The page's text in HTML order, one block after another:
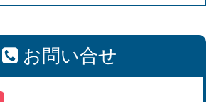
お問い合せ